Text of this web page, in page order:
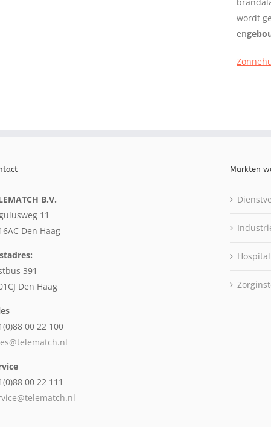
wordt
en
B.V.
11
Den Haag
391
Den Haag
00 22 100
00 22 111
Markten